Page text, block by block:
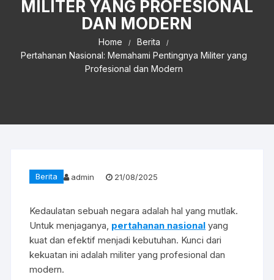
MILITER YANG PROFESIONAL
DAN MODERN
Home
Berita
Pertahanan Nasional: Memahami Pentingnya Militer yang
Profesional dan Modern
Berita admin 21/08/2025
Kedaulatan sebuah negara adalah hal yang mutlak.
Untuk menjaganya, pertahanan nasional yang
kuat dan efektif menjadi kebutuhan. Kunci dari
kekuatan ini adalah militer yang profesional dan
modern.